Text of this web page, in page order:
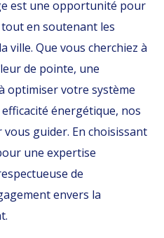
est une opportunité pour
en soutenant les
ville. Que vous cherchiez à
de pointe, une
optimiser votre système
énergétique, nos
guider. En choisissant
une expertise
de
envers la